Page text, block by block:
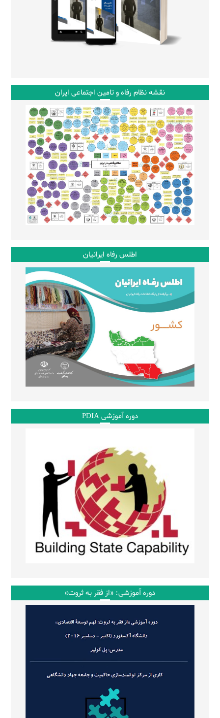
نقشه نظام رفاه و تامین اجتماعی ایران
اطلس رفاه ایرانیان
دوره آموزشی PDIA
دوره آموزشی: «از فقر به ثروت»